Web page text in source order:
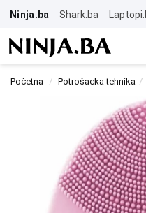
Ninja.ba Shark.ba
Početna Potrošacka tehnika